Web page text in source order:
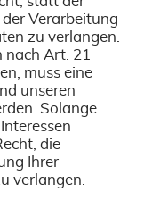
Verarbeitung
zu verlangen.
nach Art. 21
muss eine
unseren
Solange
die
Ihrer
verlangen.